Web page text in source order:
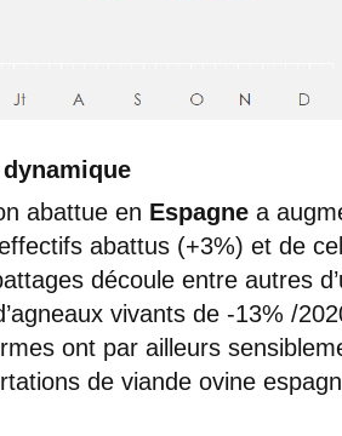
abattue en Espagne a
abattus (+3%) et de
découle entre autres
vivants de -13% /
ont par ailleurs
de viande ovine